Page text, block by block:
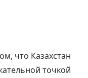
что Казахстан
точкой